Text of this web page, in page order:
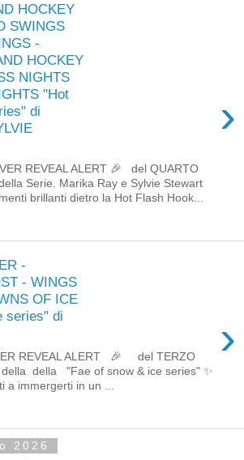
HOCKEY
SWINGS
-
HOCKEY
NIGHTS
"Hot
di
›
REVEAL ALERT 🎉 del QUARTO
Serie. Marika Ray e Sylvie Stewart
brillanti dietro la Hot Flash Hook...
-
- WINGS
OF ICE
series" di
›
REVEAL ALERT 🎉 del TERZO
della "Fae of snow & ice series" ✨
a immergerti in un ...
2026